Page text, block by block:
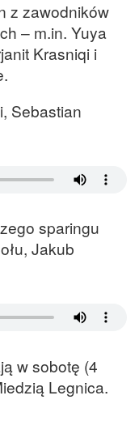
z zawodników
– m.in. Yuya
Krasniqi i
Sebastian
sparingu
Jakub
w sobotę (4
Legnica.